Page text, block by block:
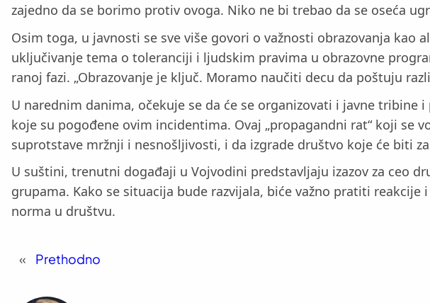
zajedno da se borimo protiv ovoga. Niko ne bi trebao da se oseća
Osim toga, u javnosti se sve više govori o važnosti obrazovanja kao
uključivanje tema o toleranciji i ljudskim pravima u obrazovne
ranoj fazi. „Obrazovanje je ključ. Moramo naučiti decu da poštuju
U narednim danima, očekuje se da će se organizovati i javne
koje su pogođene ovim incidentima. Ovaj „propagandni rat“ koji se
suprotstave mržnji i nesnošljivosti, i da izgrade društvo koje će biti
U suštini, trenutni događaji u Vojvodini predstavljaju izazov za ceo
grupama. Kako se situacija bude razvijala, biće važno pratiti
norma u društvu.
« Prethodno